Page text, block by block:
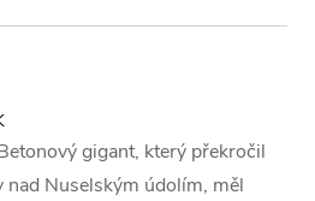
gigant, který překročil
nad Nuselským údolím, měl